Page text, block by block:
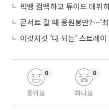
빅뱅 컴백하고 튜이드 데
콘서트 갈 때 응원봉만?⋯'
좋아요
0
화나요
0